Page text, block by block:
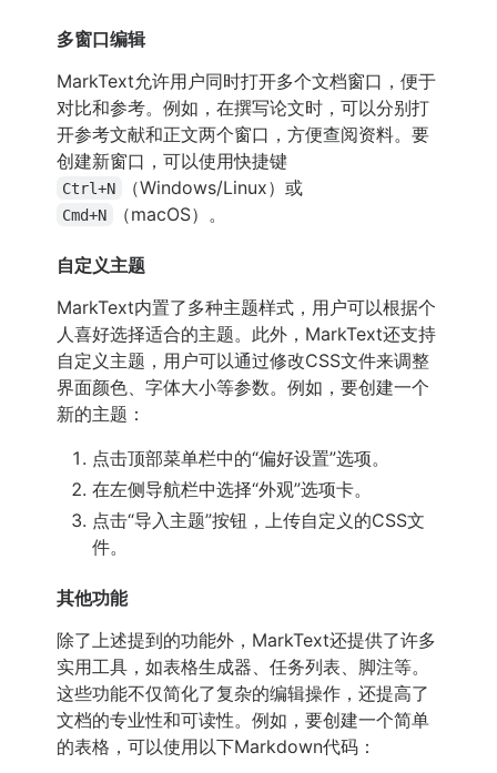
多窗口编辑
MarkText允许用户同时打开多个文档窗口，便于
对比和参考。例如，在撰写论文时，可以分别打
开参考文献和正文两个窗口，方便查阅资料。要
创建新窗口，可以使用快捷键
Ctrl+N （Windows/Linux）或
Cmd+N （macOS）。
自定义主题
MarkText内置了多种主题样式，用户可以根据个
人喜好选择适合的主题。此外，MarkText还支持
自定义主题，用户可以通过修改CSS文件来调整
界面颜色、字体大小等参数。例如，要创建一个
新的主题：
点击顶部菜单栏中的“偏好设置”选项。
在左侧导航栏中选择“外观”选项卡。
点击“导入主题”按钮，上传自定义的CSS文
件。
其他功能
除了上述提到的功能外，MarkText还提供了许多
实用工具，如表格生成器、任务列表、脚注等。
这些功能不仅简化了复杂的编辑操作，还提高了
文档的专业性和可读性。例如，要创建一个简单
的表格，可以使用以下Markdown代码：